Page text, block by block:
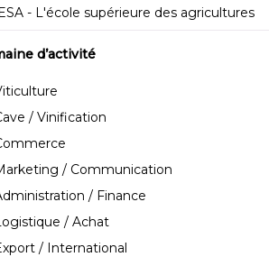
- L'école supérieure des agricultures
d’activité
/ Vinification
/ Communication
/ Finance
/ Achat
/ International